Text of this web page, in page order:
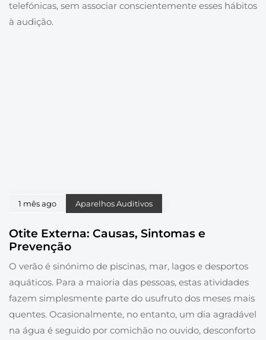
telefónicas, sem associar conscientemente esses hábitos
à audição.
1 mês ago Aparelhos Auditivos
Otite Externa: Causas, Sintomas e
Prevenção
O verão é sinónimo de piscinas, mar, lagos e desportos
aquáticos. Para a maioria das pessoas, estas atividades
fazem simplesmente parte do usufruto dos meses mais
quentes. Ocasionalmente, no entanto, um dia agradável
na água é seguido por comichão no ouvido, desconforto